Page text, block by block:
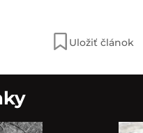
Uložiť článok